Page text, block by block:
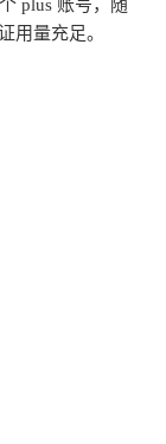
plus 账号，随
用量充足。